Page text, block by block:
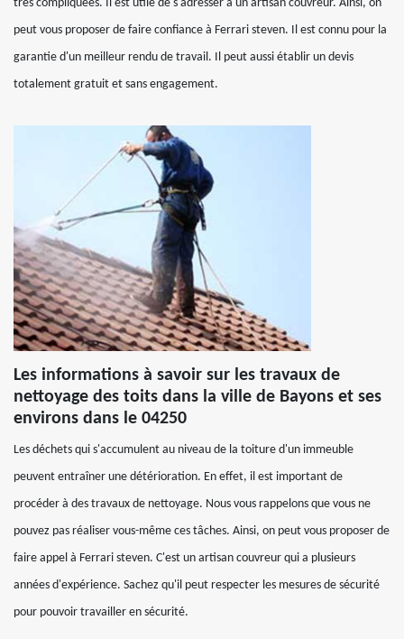
très compliquées. Il est utile de s'adresser à un artisan couvreur. Ainsi, on
peut vous proposer de faire confiance à Ferrari steven. Il est connu pour la
garantie d'un meilleur rendu de travail. Il peut aussi établir un devis
totalement gratuit et sans engagement.
Les informations à savoir sur les travaux de
nettoyage des toits dans la ville de Bayons et ses
environs dans le 04250
Les déchets qui s'accumulent au niveau de la toiture d'un immeuble
peuvent entraîner une détérioration. En effet, il est important de
procéder à des travaux de nettoyage. Nous vous rappelons que vous ne
pouvez pas réaliser vous-même ces tâches. Ainsi, on peut vous proposer de
faire appel à Ferrari steven. C'est un artisan couvreur qui a plusieurs
années d'expérience. Sachez qu'il peut respecter les mesures de sécurité
pour pouvoir travailler en sécurité.